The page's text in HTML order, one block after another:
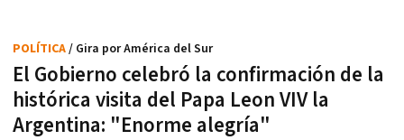
El Gobierno celebró la confirmación de la
histórica visita del Papa Leon VIV la
Argentina: "Enorme alegría"
POLÍTICA/ Gira por América del Sur